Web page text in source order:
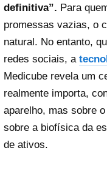
definitiva”. Para
promessas vazias, o
natural. No entanto,
redes sociais, a
Medicube revela um
realmente importa,
aparelho, mas sobre
sobre a biofísica da
de ativos.